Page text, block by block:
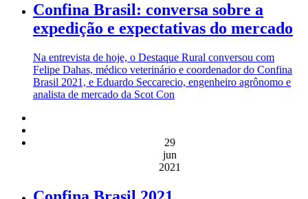
Confina Brasil: conversa sobre a
expedição e expectativas do mercado
Na entrevista de hoje, o Destaque Rural conversou com
Felipe Dahas, médico veterinário e coordenador do Confina
Brasil 2021, e Eduardo Seccarecio, engenheiro agrônomo e
analista de mercado da Scot Con
29
jun
2021